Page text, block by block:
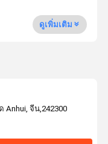
ดูเพิ่มเติม
Anhui, จีน,242300